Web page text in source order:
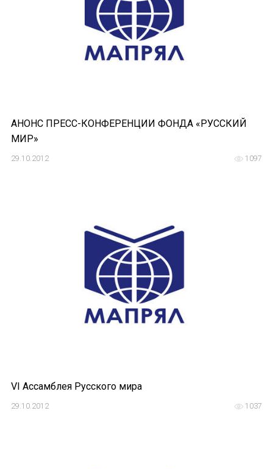
Форум в Гаване «Русская литература в
Мобильное приложение TORFL GO
БИБЛИОТЕКА МАПРЯЛ
info@mapryal.org
АНОНС ПРЕСС-КОНФЕРЕНЦИИ ФОНДА «РУССКИЙ
МИР»
1097
29.10.2012
VI Ассамблея Русского мира
1037
29.10.2012